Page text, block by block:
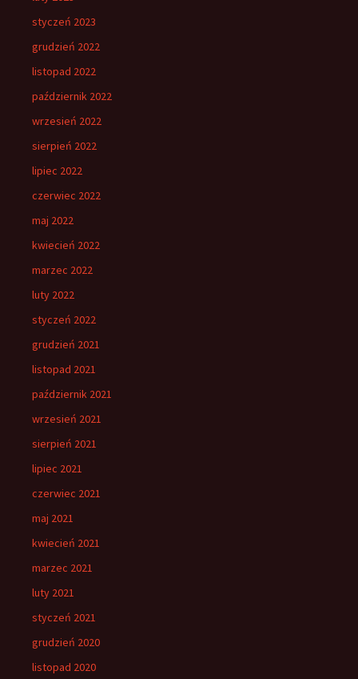
styczeń 2023
grudzień 2022
listopad 2022
październik 2022
wrzesień 2022
sierpień 2022
lipiec 2022
czerwiec 2022
maj 2022
kwiecień 2022
marzec 2022
luty 2022
styczeń 2022
grudzień 2021
listopad 2021
październik 2021
wrzesień 2021
sierpień 2021
lipiec 2021
czerwiec 2021
maj 2021
kwiecień 2021
marzec 2021
luty 2021
styczeń 2021
grudzień 2020
listopad 2020